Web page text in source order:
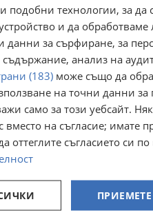
ultra tomasetto
Преглеждания:539
технологии, за да
и да
данни за сърфиране, за
анализ на
(183) може също да
на точни данни за
само за този уебсайт.
на съгласие; имате
оттеглите съгласието си